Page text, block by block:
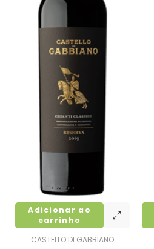
CASTELLO DI GABBIANO
Adicionar ao
carrinho